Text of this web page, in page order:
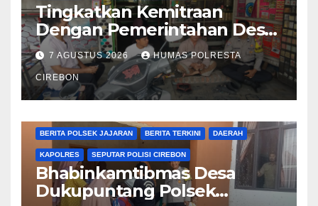
Tingkatkan Kemitraan
Dengan Pemerintahan Desa,
Bhabinkamtibmas Desa
Cikalahang Laksanakan
Sambang Desa
7 AGUSTUS 2026 HUMAS POLRESTA
CIREBON
BERITA POLSEK JAJARAN BERITA TERKINI DAERAH
KAPOLRES SEPUTAR POLISI CIREBON
Bhabinkamtibmas Desa
Dukupuntang Polsek